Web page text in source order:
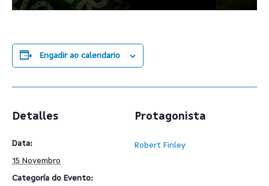
Engadir ao calendario
Detalles
Data:
15 Novembro
Categoría do Evento:
Protagonista
Robert Finley